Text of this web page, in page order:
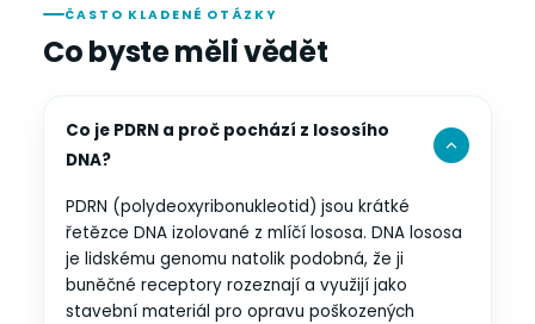
ČASTO KLADENÉ OTÁZKY
Co byste měli vědět
Co je PDRN a proč pochází z lososího
DNA?
PDRN (polydeoxyribonukleotid) jsou krátké
řetězce DNA izolované z mlíčí lososa. DNA lososa
je lidskému genomu natolik podobná, že ji
buněčné receptory rozeznají a využijí jako
stavební materiál pro opravu poškozených